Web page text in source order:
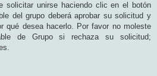
solicitar unirse haciendo clic en el botón
del grupo deberá aprobar su solicitud y
qué desea hacerlo. Por favor no moleste
de Grupo si rechaza su solicitud;